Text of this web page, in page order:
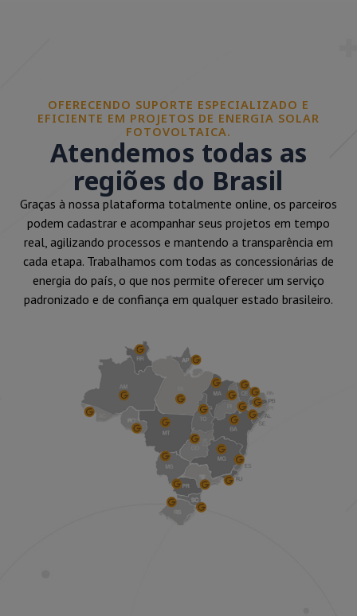
OFERECENDO SUPORTE ESPECIALIZADO E
EFICIENTE EM PROJETOS DE ENERGIA SOLAR
FOTOVOLTAICA.
Atendemos todas as
regiões do Brasil
Graças à nossa plataforma totalmente online, os parceiros
podem cadastrar e acompanhar seus projetos em tempo
real, agilizando processos e mantendo a transparência em
cada etapa. Trabalhamos com todas as concessionárias de
energia do país, o que nos permite oferecer um serviço
padronizado e de confiança em qualquer estado brasileiro.